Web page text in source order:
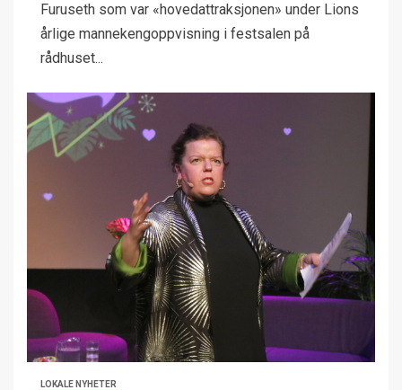
Furuseth som var «hovedattraksjonen» under Lions
årlige mannekengoppvisning i festsalen på
rådhuset...
LOKALE NYHETER